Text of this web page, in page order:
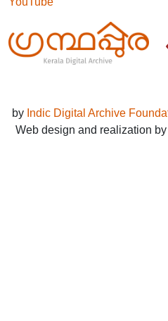
by Indic Digital Archive
Web design and realization by